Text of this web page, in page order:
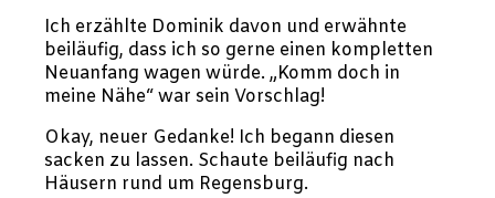
Ich erzählte Dominik davon und erwähnte
beiläufig, dass ich so gerne einen kompletten
Neuanfang wagen würde. „Komm doch in
meine Nähe“ war sein Vorschlag!
Okay, neuer Gedanke! Ich begann diesen
sacken zu lassen. Schaute beiläufig nach
Häusern rund um Regensburg.